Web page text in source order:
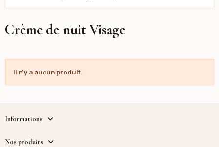
Crème de nuit Visage
Il n'y a aucun produit.
Informations
Nos produits